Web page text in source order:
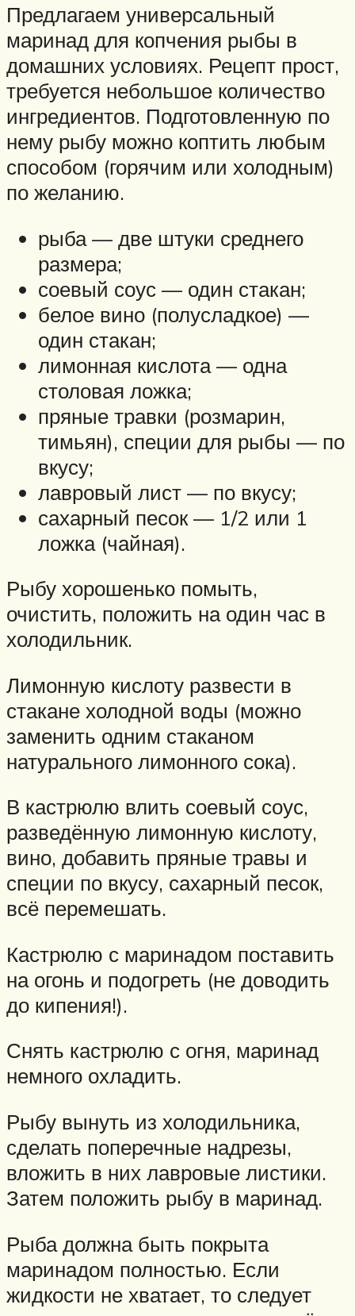
Предлагаем универсальный
маринад для копчения рыбы в
домашних условиях. Рецепт прост,
требуется небольшое количество
ингредиентов. Подготовленную по
нему рыбу можно коптить любым
способом (горячим или холодным)
по желанию.
рыба — две штуки среднего
размера;
соевый соус — один стакан;
белое вино (полусладкое) —
один стакан;
лимонная кислота — одна
столовая ложка;
пряные травки (розмарин,
тимьян), специи для рыбы — по
вкусу;
лавровый лист — по вкусу;
сахарный песок — 1/2 или 1
ложка (чайная).
Рыбу хорошенько помыть,
очистить, положить на один час в
холодильник.
Лимонную кислоту развести в
стакане холодной воды (можно
заменить одним стаканом
натурального лимонного сока).
В кастрюлю влить соевый соус,
разведённую лимонную кислоту,
вино, добавить пряные травы и
специи по вкусу, сахарный песок,
всё перемешать.
Кастрюлю с маринадом поставить
на огонь и подогреть (не доводить
до кипения!).
Снять кастрюлю с огня, маринад
немного охладить.
Рыбу вынуть из холодильника,
сделать поперечные надрезы,
вложить в них лавровые листики.
Затем положить рыбу в маринад.
Рыба должна быть покрыта
маринадом полностью. Если
жидкости не хватает, то следует